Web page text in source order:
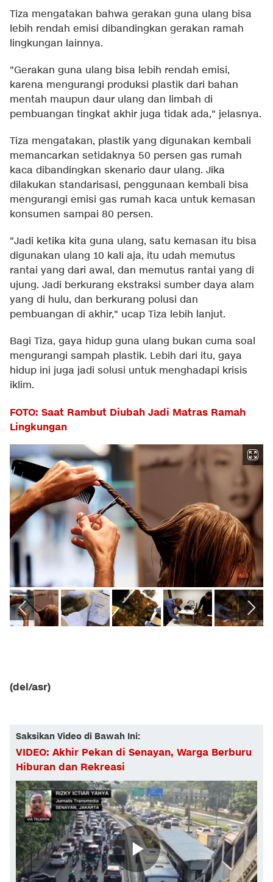
Tiza mengatakan bahwa gerakan guna ulang bisa
lebih rendah emisi dibandingkan gerakan ramah
lingkungan lainnya.
"Gerakan guna ulang bisa lebih rendah emisi,
karena mengurangi produksi plastik dari bahan
mentah maupun daur ulang dan limbah di
pembuangan tingkat akhir juga tidak ada," jelasnya.
Tiza mengatakan, plastik yang digunakan kembali
memancarkan setidaknya 50 persen gas rumah
kaca dibandingkan skenario daur ulang. Jika
dilakukan standarisasi, penggunaan kembali bisa
mengurangi emisi gas rumah kaca untuk kemasan
konsumen sampai 80 persen.
"Jadi ketika kita guna ulang, satu kemasan itu bisa
digunakan ulang 10 kali aja, itu udah memutus
rantai yang dari awal, dan memutus rantai yang di
ujung. Jadi berkurang ekstraksi sumber daya alam
yang di hulu, dan berkurang polusi dan
pembuangan di akhir," ucap Tiza lebih lanjut.
Bagi Tiza, gaya hidup guna ulang bukan cuma soal
mengurangi sampah plastik. Lebih dari itu, gaya
hidup ini juga jadi solusi untuk menghadapi krisis
iklim.
FOTO: Saat Rambut Diubah Jadi Matras Ramah
Lingkungan
(del/asr)
Saksikan Video di Bawah Ini:
VIDEO: Akhir Pekan di Senayan, Warga Berburu
Hiburan dan Rekreasi